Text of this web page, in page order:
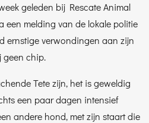
geleden bij Rescate Animal
een melding van de lokale politie
ernstige verwondingen aan zijn
geen chip.
Tete zijn, het is geweldig
een paar dagen intensief
andere hond, met zijn staart die